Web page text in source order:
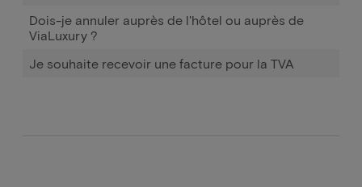
Dois-je annuler auprès de l'hôtel ou auprès de
ViaLuxury ?
Je souhaite recevoir une facture pour la TVA